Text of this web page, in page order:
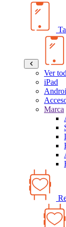
Ver
iPad
Marca